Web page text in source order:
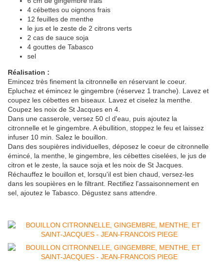
4 cébettes ou oignons frais
12 feuilles de menthe
le jus et le zeste de 2 citrons verts
2 cas de sauce soja
4 gouttes de Tabasco
sel
Réalisation :
Emincez très finement la citronnelle en réservant le coeur.
Epluchez et émincez le gingembre (réservez 1 tranche). Lavez et
coupez les cébettes en biseaux. Lavez et ciselez la menthe.
Coupez les noix de St Jacques en 4.
Dans une casserole, versez 50 cl d'eau, puis ajoutez la
citronnelle et le gingembre. A ébullition, stoppez le feu et laissez
infuser 10 min. Salez le bouillon.
Dans des soupières individuelles, déposez le coeur de citronnelle
émincé, la menthe, le gingembre, les cébettes ciselées, le jus de
citron et le zeste, la sauce soja et les noix de St Jacques.
Réchauffez le bouillon et, lorsqu'il est bien chaud, versez-les
dans les soupières en le filtrant. Rectifiez l'assaisonnement en
sel, ajoutez le Tabasco. Dégustez sans attendre.